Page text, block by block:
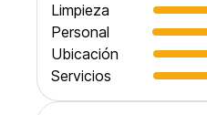
Limpieza
Personal
Ubicación
Servicios